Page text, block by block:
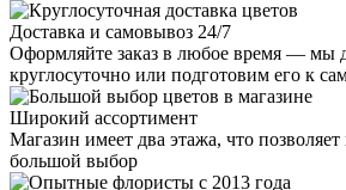
Доставка и самовывоз 24/7
Оформляйте заказ в любое время — мы
круглосуточно или подготовим его к
Широкий ассортимент
Магазин имеет два этажа, что
большой выбор